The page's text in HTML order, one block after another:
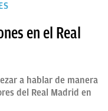
en el Real
a hablar de manera
del Real Madrid en